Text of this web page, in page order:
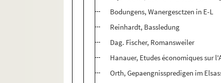
Bodungens, Wanergesctzen in E-L
Reinhardt, Bassledung
Dag. Fischer, Romansweiler
Hanauer, Etudes économiques sur
Orth, Gepaengnisspredigen im